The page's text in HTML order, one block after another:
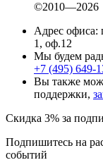
©2010—2026
Адрес офиса:
1, оф.12
Мы будем
+7 (495) 649-
Вы также
поддержки,
Скидка 3% за
Подпишитесь на
событий